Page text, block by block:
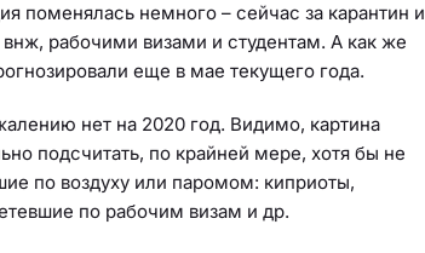
поменялась немного – сейчас за карантин и
рабочими визами и студентам. А как же
еще в мае текущего года.
нет на 2020 год. Видимо, картина
подсчитать, по крайней мере, хотя бы не
по воздуху или паромом: киприоты,
по рабочим визам и др.